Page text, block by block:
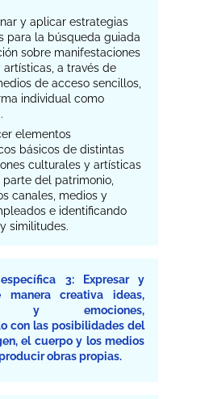
y aplicar estrategias
para la búsqueda guiada
sobre manifestaciones
a través de
de acceso sencillos,
individual como
elementos
básicos de distintas
culturales y artísticas
del patrimonio,
canales, medios y
e identificando
similitudes.
3: Expresar y
manera creativa ideas,
y emociones,
con las posibilidades del
el cuerpo y los medios
obras propias.